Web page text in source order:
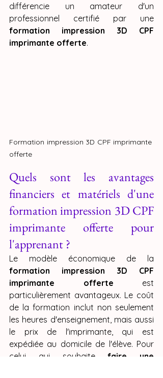
différencie un amateur d'un
formation impression 3D CPF
imprimante offerte.
Formation impression 3D CPF imprimante
offerte
Quels sont les avantages
financiers et matériels d'une
formation impression 3D CPF
imprimante offerte pour
l'apprenant ?
formation impression 3D CPF
imprimante offerte est
particulièrement avantageux. Le coût
de la formation inclut non seulement
les heures d'enseignement, mais aussi
le prix de l'imprimante, qui est
expédiée au domicile de l'élève. Pour
celui qui souhaite faire une